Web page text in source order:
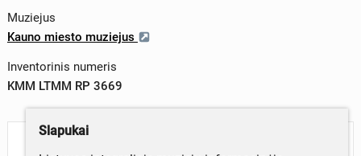
Muziejus
Kauno miesto muziejus
Inventorinis numeris
KMM LTMM RP 3669
Aprašymas
Slapukai